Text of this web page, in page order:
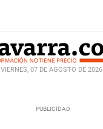
VIERNES, 07 DE AGOSTO DE 2026